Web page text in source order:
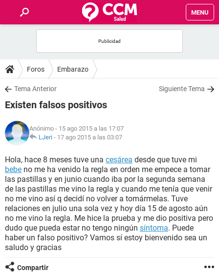
MENU
FOROS
SALUD
NUTRICIÓN
BIENESTAR
SEXUALIDAD
GLOSARIO
Foros Embarazo
Tema Anterior Siguiente Tema
Existen falsos positivos
Anónimo - 15 ago 2015 a las 17:07
LJeri - 17 ago 2015 a las 03:07
Hola, hace 8 meses tuve una cesárea desde que tuve mi
bebe no me ha venido la regla en orden me empece a tomar
las pastillas y en junio cuando iba por la segunda semana
de las pastillas me vino la regla y cuando me tenía que venir
no me vino así q decidí no volver a tomármelas. Tuve
relaciones en julio una sola vez y hoy día 15 de agosto aún
no me vino la regla. Me hice la prueba y me dio positiva pero
dudo que pueda estar no tengo ningún síntoma. Puede
haber un falso positivo? Vamos sí estoy bienvenido sea un
saludo y gracias
Compartir